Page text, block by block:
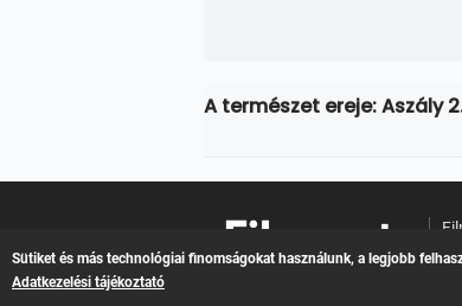
A természet ereje: Aszály
Sütiket és más technológiai finomságokat használunk, a legjobb
Adatkezelési tájékoztató